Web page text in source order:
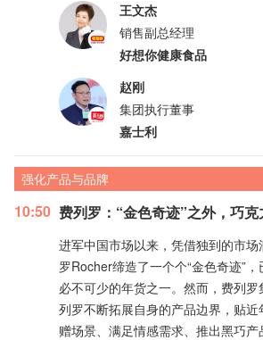
王文杰
销售副总经理
好想你健康食品
赵刚
集团执行董事
嘉士利
强化产品与品牌
10:50 费列罗：“金色奇迹”之外，巧
进军中国市场以来，凭借独到的市
罗Rocher缔造了一个个“金色奇迹”
必不可少的年货之一。然而，费列
列罗不断拓展自身的产品边界，贴
赠场景、满足情感需求、推出黑巧